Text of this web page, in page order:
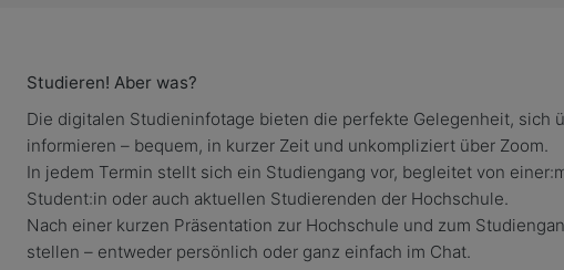
Studieren! Aber was?
Die digitalen Studieninfotage bieten die perfekte Gelegenheit, sich
informieren – bequem, in kurzer Zeit und unkompliziert über Zoom.
In jedem Termin stellt sich ein Studiengang vor, begleitet von
Student:in oder auch aktuellen Studierenden der Hochschule.
Nach einer kurzen Präsentation zur Hochschule und zum
stellen – entweder persönlich oder ganz einfach im Chat.